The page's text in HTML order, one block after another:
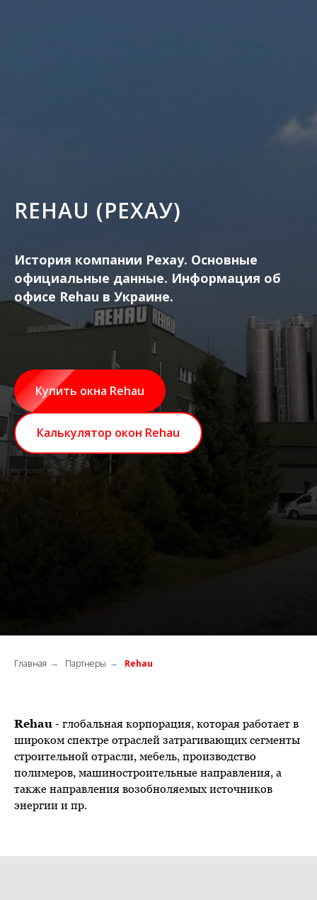
REHAU (РЕХАУ)
История компании Рехау. Основные
официальные данные. Информация об
офисе Rehau в Украине.
Купить окна Rehau
Калькулятор окон Rehau
Главная → Партнеры → Rehau
Rehau - глобальная корпорация, которая работает в
широком спектре отраслей затрагивающих сегменты
строительной отрасли, мебель, производство
полимеров, машиностроительные направления, а
также направления возобноляемых источников
энергии и пр.